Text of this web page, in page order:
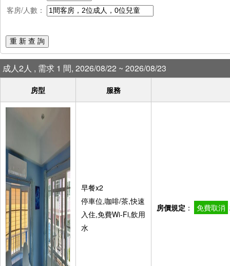
客房/人數：
重 新 查 詢
成人2人 , 需求 1 間, 2026/08/22 ~ 2026/08/23
房型 服務
早餐x2
停車位,咖啡/茶,快速
入住,免費Wi-Fi,飲用
水
房價規定 ： 免費取消